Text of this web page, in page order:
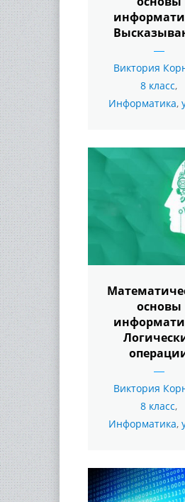
Виктория
8 класс,
Информатика,
основы
Виктория
8 класс,
Информатика,